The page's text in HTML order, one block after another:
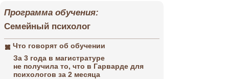
Программа обучения:
Семейный психолог
Что говорят об обучении
За 3 года в магистратуре
не получила то, что в Гарварде для
психологов за 2 месяца